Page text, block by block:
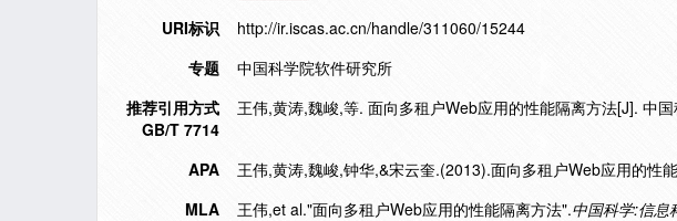
URI标识
http://ir.iscas.ac.cn/handle/311060/15244
专题
中国科学院软件研究所
推荐引用方式
GB/T 7714
王伟,黄涛,魏峻,等. 面向多租户Web应用的性能隔离方法[J]. 中
APA 王伟,黄涛,魏峻,钟华,&宋云奎.(2013).面向多租户Web应用的性
MLA
王伟,et al."面向多租户Web应用的性能隔离方法".中国科学:信息